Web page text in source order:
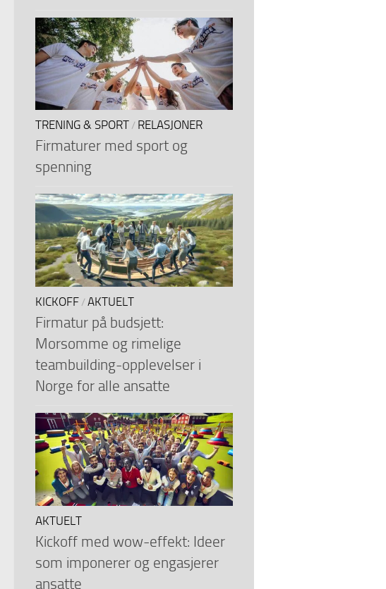
TRENING & SPORT / RELASJONER
Firmaturer med sport og
spenning
KICKOFF / AKTUELT
Firmatur på budsjett:
Morsomme og rimelige
teambuilding-opplevelser i
Norge for alle ansatte
AKTUELT
Kickoff med wow-effekt: Ideer
som imponerer og engasjerer
ansatte